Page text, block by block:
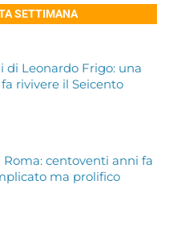
SETTIMANA
di Leonardo Frigo: una
rivivere il Seicento
Roma: centoventi anni fa
ma prolifico